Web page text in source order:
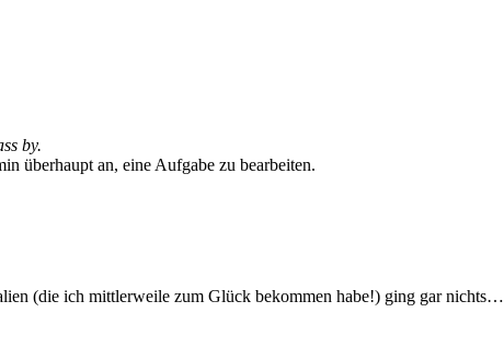
by.
überhaupt an, eine Aufgabe zu bearbeiten.
(die ich mittlerweile zum Glück bekommen habe!) ging gar nichts…